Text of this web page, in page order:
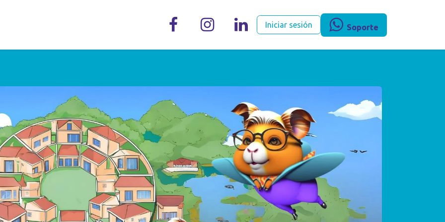
Plan de Negocios Iniciar sesión Soporte